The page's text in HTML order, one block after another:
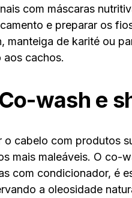
com máscaras
e preparar os
manteiga de karité ou
aos cachos.
wash e
o cabelo com produtos
mais maleáveis. O co-
com condicionador, é
a oleosidade